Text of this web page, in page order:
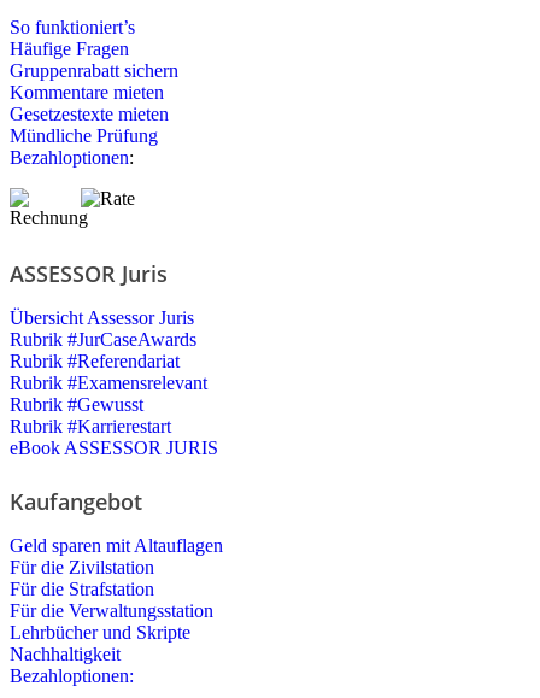
So funktioniert’s
Häufige Fragen
Gruppenrabatt sichern
Kommentare mieten
Gesetzestexte mieten
Mündliche Prüfung
Bezahloptionen:
ASSESSOR Juris
Übersicht Assessor Juris
Rubrik #JurCaseAwards
Rubrik #Referendariat
Rubrik #Examensrelevant
Rubrik #Gewusst
Rubrik #Karrierestart
eBook ASSESSOR JURIS
Kaufangebot
Geld sparen mit Altauflagen
Für die Zivilstation
Für die Strafstation
Für die Verwaltungsstation
Lehrbücher und Skripte
Nachhaltigkeit
Bezahloptionen: